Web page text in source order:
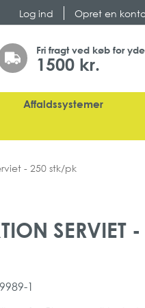
Log ind Opret en
Fri fragt ved køb for
1500 kr.
Affaldssystemer
- 250 stk/pk
SERVIET
1